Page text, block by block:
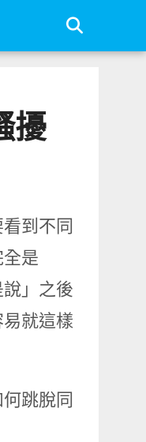
擾
到不同
是
」之後
就這樣
跳脫同